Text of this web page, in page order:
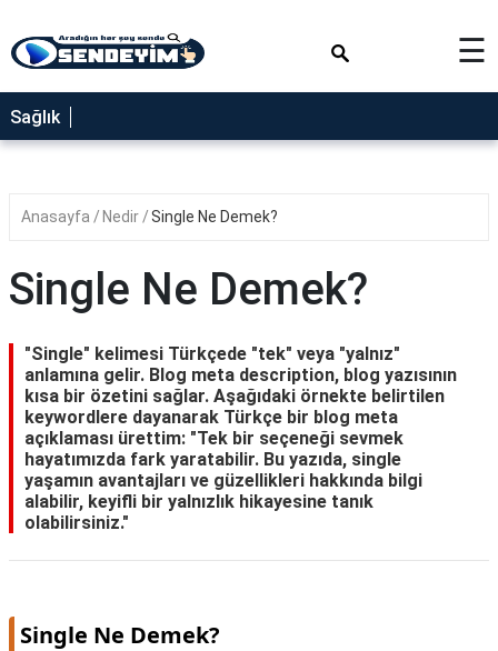
SAĞLIK
NEDİR
YEMEK
RÜYA
TABİRLERİ
GEZİLECEK
YERLER
BLOG
☰
Sağlık
Anasayfa Nedir Single Ne Demek?
Single Ne Demek?
"Single" kelimesi Türkçede "tek" veya "yalnız"
anlamına gelir. Blog meta description, blog yazısının
kısa bir özetini sağlar. Aşağıdaki örnekte belirtilen
keywordlere dayanarak Türkçe bir blog meta
açıklaması ürettim: "Tek bir seçeneği sevmek
hayatımızda fark yaratabilir. Bu yazıda, single
yaşamın avantajları ve güzellikleri hakkında bilgi
alabilir, keyifli bir yalnızlık hikayesine tanık
olabilirsiniz."
Single Ne Demek?